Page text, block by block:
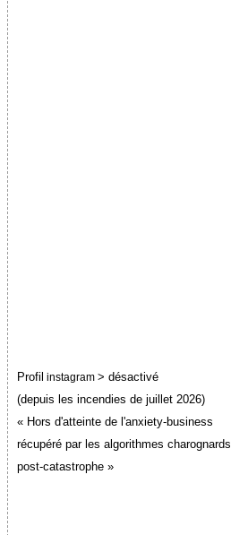
Profil instagram > désactivé
(depuis les incendies de juillet 2026)
« Hors d'atteinte de l'anxiety-business
récupéré par les algorithmes charognards
post-catastrophe »